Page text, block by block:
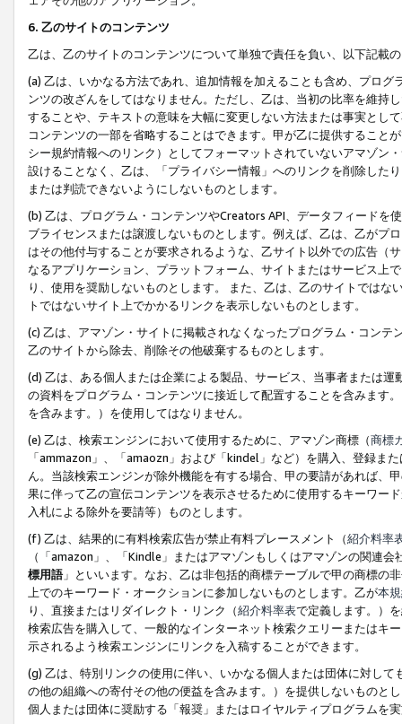
6. 乙のサイトのコンテンツ
乙は、乙のサイトのコンテンツについて単独で責任を負い、以下記載
(a) 乙は、いかなる方法であれ、追加情報を加えることも含め、プロ
ンツの改ざんをしてはなりません。ただし、乙は、当初の比率を維持
することや、テキストの意味を大幅に変更しない方法または事実とし
コンテンツの一部を省略することはできます。甲が乙に提供すること
シー規約情報へのリンク）としてフォーマットされていないアマゾン
設けることなく、乙は、「プライバシー情報」へのリンクを削除した
または判読できないようにしないものとします。
(b) 乙は、プログラム・コンテンツやCreators API、データフィード
ブライセンスまたは譲渡しないものとします。例えば、乙は、乙がプ
はその他付与することが要求されるような、乙サイト以外での広告（
なるアプリケーション、プラットフォーム、サイトまたはサービス上
り、使用を奨励しないものとします。 また、乙は、乙のサイトでは
トではないサイト上でかかるリンクを表示しないものとします。
(c) 乙は、アマゾン・サイトに掲載されなくなったプログラム・コン
乙のサイトから除去、削除その他破棄するものとします。
(d) 乙は、ある個人または企業による製品、サービス、当事者または
の資料をプログラム・コンテンツに接近して配置することを含みます
を含みます。）を使用してはなりません。
(e) 乙は、検索エンジンにおいて使用するために、アマゾン商標（商標
「ammazon」、「amaozn」および「kindel」など）を購入、登録ま
ん。当該検索エンジンが除外機能を有する場合、甲の要請があれば、
果に伴って乙の宣伝コンテンツを表示させるために使用するキーワー
入札による除外を要請等）ものとします。
(f) 乙は、結果的に有料検索広告が禁止有料プレースメント（紹介料率
（「amazon」、「Kindle」またはアマゾンもしくはアマゾンの関連
標用語」といいます。なお、乙は非包括的商標テーブルで甲の商標の
上でのキーワード・オークションに参加しないものとします。乙が本
り、直接またはリダイレクト・リンク（紹介料率表で定義します。）
検索広告を購入して、一般的なインターネット検索クエリーまたはキ
示されるよう検索エンジンにリンクを入稿することができます。
(g) 乙は、特別リンクの使用に伴い、いかなる個人または団体に対し
の他の組織への寄付その他の便益を含みます。）を提供しないものと
個人または団体に奨励する「報奨」またはロイヤルティプログラムを